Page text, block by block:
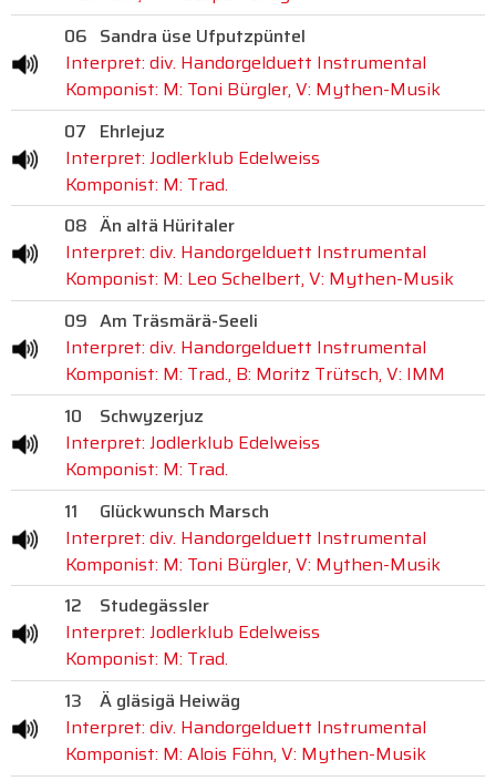
06 Sandra üse Ufputzpüntel
Interpret: div. Handorgelduett Instrumental
Komponist: M: Toni Bürgler, V: Mythen-Musik
07 Ehrlejuz
Interpret: Jodlerklub Edelweiss
Komponist: M: Trad.
08 Än altä Hüritaler
Interpret: div. Handorgelduett Instrumental
Komponist: M: Leo Schelbert, V: Mythen-Musik
09 Am Träsmärä-Seeli
Interpret: div. Handorgelduett Instrumental
Komponist: M: Trad., B: Moritz Trütsch, V: IMM
10
Schwyzerjuz
Interpret: Jodlerklub Edelweiss
Komponist: M: Trad.
11
Glückwunsch Marsch
Interpret: div. Handorgelduett Instrumental
Komponist: M: Toni Bürgler, V: Mythen-Musik
12
Studegässler
Interpret: Jodlerklub Edelweiss
Komponist: M: Trad.
13
Ä gläsigä Heiwäg
Interpret: div. Handorgelduett Instrumental
Komponist: M: Alois Föhn, V: Mythen-Musik